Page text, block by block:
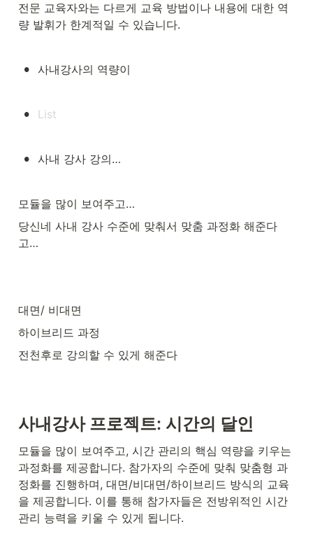
전문 교육자와는 다르게 교육 방법이나 내용에 대한 역
량 발휘가 한계적일 수 있습니다.
• 사내강사의 역량이
•
• 사내 강사 강의…
모듈을 많이 보여주고…
당신네 사내 강사 수준에 맞춰서 맞춤 과정화 해준다
고…
대면/ 비대면
하이브리드 과정
전천후로 강의할 수 있게 해준다
사내강사 프로젝트: 시간의 달인
모듈을 많이 보여주고, 시간 관리의 핵심 역량을 키우는
과정화를 제공합니다. 참가자의 수준에 맞춰 맞춤형 과
정화를 진행하며, 대면/비대면/하이브리드 방식의 교육
을 제공합니다. 이를 통해 참가자들은 전방위적인 시간
관리 능력을 키울 수 있게 됩니다.